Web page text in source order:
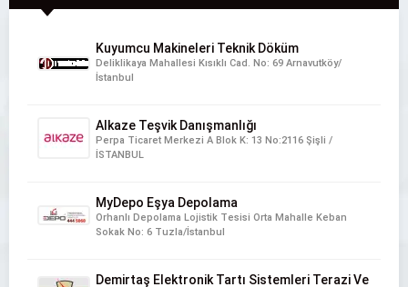
Kuyumcu Makineleri Teknik Döküm
Deliklikaya Mahallesi Kısıklı Cad. No: 69 Arnavutköy/
İstanbul
Alkaze Teşvik Danışmanlığı
Perpa Ticaret Merkezi A Blok K: 13 No:2116 Şişli /
İSTANBUL
MyDepo Eşya Depolama
Orhanlı Depolama Lojistik Tesisi Orta Mahalle Keban
Sokak No: 6 Tuzla/İstanbul
Demirtaş Elektronik Tartı Sistemleri Terazi Ve